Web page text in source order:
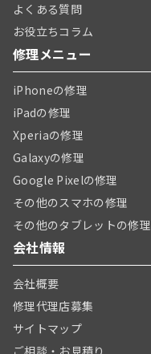
よくある質問
お役立ちコラム
修理メニュー
iPhoneの修理
iPadの修理
Xperiaの修理
Galaxyの修理
Google Pixelの修理
その他のスマホの修理
その他のタブレットの修理
会社情報
会社概要
修理代理店募集
サイトマップ